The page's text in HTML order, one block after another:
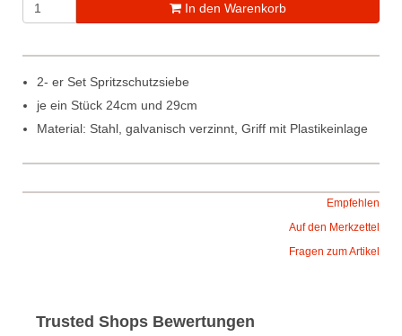
In den Warenkorb
2- er Set Spritzschutzsiebe
je ein Stück 24cm und 29cm
Material: Stahl, galvanisch verzinnt, Griff mit Plastikeinlage
Empfehlen
Auf den Merkzettel
Fragen zum Artikel
Trusted Shops Bewertungen